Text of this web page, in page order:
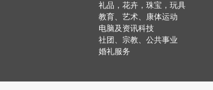
礼品，花卉，珠宝，玩具
教育、艺术、康体运动
电脑及资讯科技
社团、宗教、公共事业
婚礼服务